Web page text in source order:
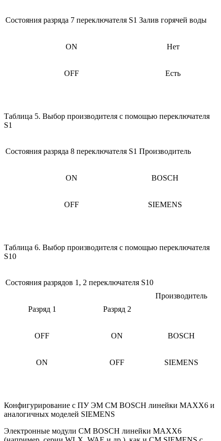
Состояния разряда 7 переключателя S1 Залив горячей воды
ON Нет
OFF Есть
Таблица 5. Выбор производителя с помощью переключателя
S1
Состояния разряда 8 переключателя S1 Производитель
ON BOSCH
OFF SIEMENS
Таблица 6. Выбор производителя с помощью переключателя
S10
Состояния разрядов 1, 2 переключателя S10
Производитель
Разряд 1
Разряд 2
OFF ON BOSCH
ON OFF SIEMENS
Конфигурирование с ПУ ЭМ СМ BOSCH линейки MAXX6 и
аналогичных моделей SIEMENS
Электронные модули СМ BOSCH линейки MAXX6